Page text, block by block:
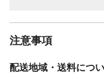
注意事項
配送地域・送料につ